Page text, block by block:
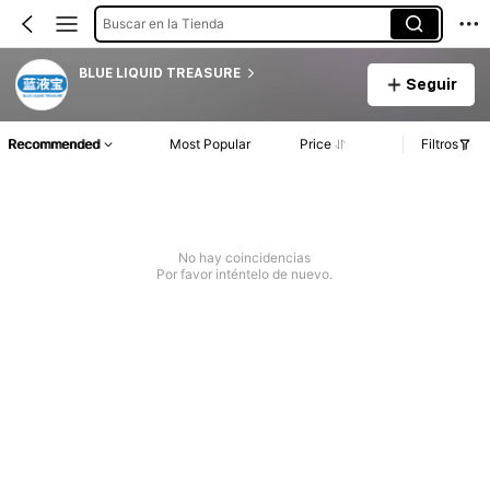
Buscar en la Tienda
BLUE LIQUID TREASURE
Seguir
Recommended Most Popular Price Filtros
No hay coincidencias
Por favor inténtelo de nuevo.